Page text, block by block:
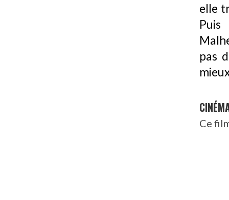
elle
pas
Ce